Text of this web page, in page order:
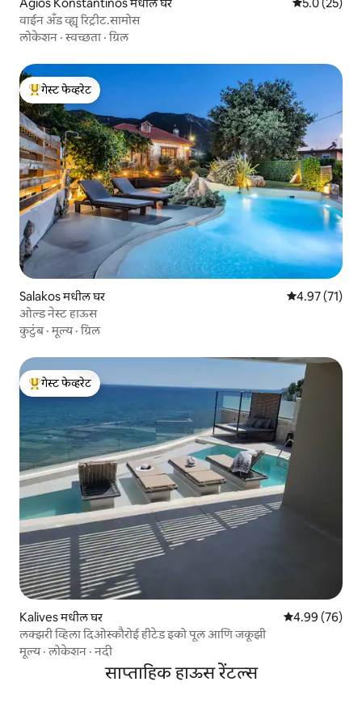
वाईन अँड व्ह्यू रिट्रीट.सामोस
लोकेशन ·स्वच्छता ·ग्रिल
टॉप गेस्ट फेव्हरेट
गेस्ट फेव्हरेट
Salakos मधील घर 5 पैकी 4.97
4.97 (71)
ओल्ड नेस्ट हाऊस
कुटुंब·मूल्य·ग्रिल
टॉप गेस्ट फेव्हरेट
गेस्ट फेव्हरेट
Kalives मधील घर 5 पैकी 4.99
4.99 (76)
लक्झरी व्हिला दिओस्कौरोई हीटेड इको पूल आणि जकूझी
मूल्य·लोकेशन ·नदी
साप्ताहिक हाऊस रेंटल्स